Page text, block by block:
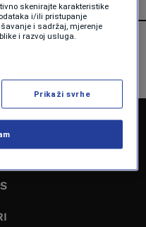
skenirajte karakteristike
i/ili pristupanje
i sadržaj, mjerenje
i razvoj usluga.
Prikaži svrhe